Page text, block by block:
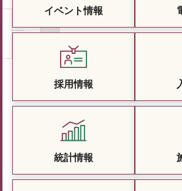
イベント情報
採用情報
統計情報